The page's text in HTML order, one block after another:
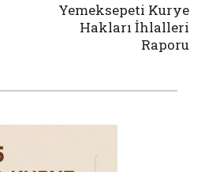
Yemeksepeti Kurye
Hakları İhlalleri
Raporu